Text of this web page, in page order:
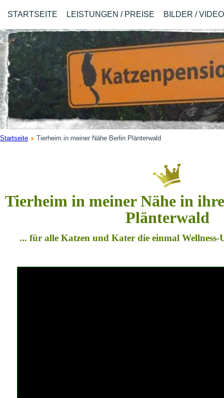
STARTSEITE LEISTUNGEN / PREISE BILDER /
Startseite Tierheim in meiner Nähe Berlin Plänterwald
Tierheim in meiner Nähe in
Plänterwald
... für alle Katzen und Kater die einmal